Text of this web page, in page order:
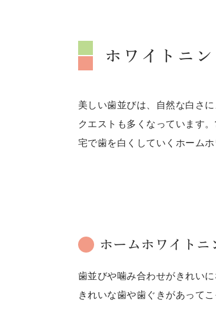
ホワイトニ
美しい歯並びは、自然な白さ
クエストも多くなっています
宅で歯を白くしていくホーム
ホームホワイトニ
歯並びや噛み合わせがきれい
きれいな歯や歯ぐきがあって